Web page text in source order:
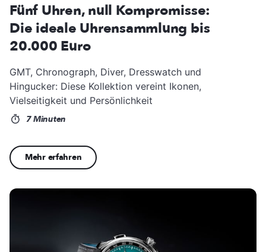
Fünf Uhren, null Kompromisse:
Die ideale Uhrensammlung bis
20.000 Euro
GMT, Chronograph, Diver, Dresswatch und
Hingucker: Diese Kollektion vereint Ikonen,
Vielseitigkeit und Persönlichkeit
7 Minuten
Mehr erfahren